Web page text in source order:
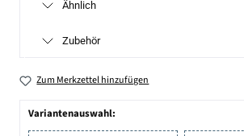
Ähnlich
Zubehör
Zum Merkzettel hinzufügen
Variantenauswahl: